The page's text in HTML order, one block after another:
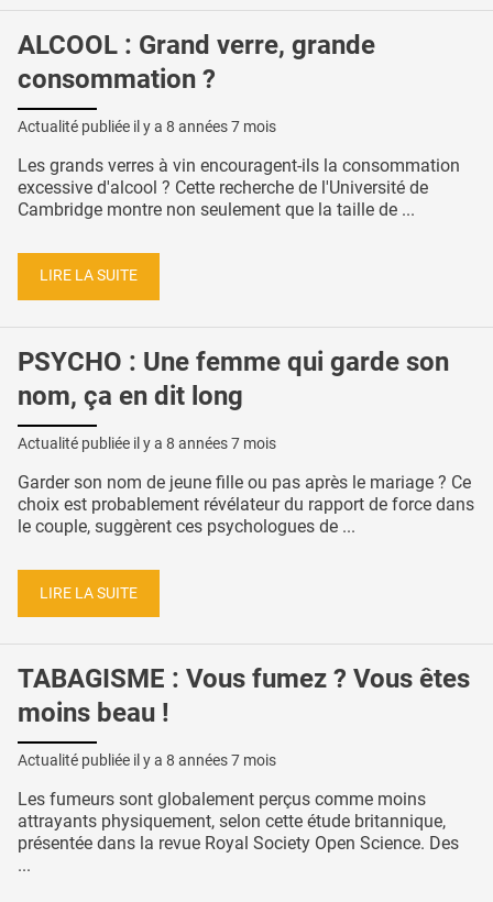
ALCOOL : Grand verre, grande
consommation ?
Actualité publiée il y a 8 années 7 mois
Les grands verres à vin encouragent-ils la consommation
excessive d'alcool ? Cette recherche de l'Université de
Cambridge montre non seulement que la taille de ...
LIRE LA SUITE
PSYCHO : Une femme qui garde son
nom, ça en dit long
Actualité publiée il y a 8 années 7 mois
Garder son nom de jeune fille ou pas après le mariage ? Ce
choix est probablement révélateur du rapport de force dans
le couple, suggèrent ces psychologues de ...
LIRE LA SUITE
TABAGISME : Vous fumez ? Vous êtes
moins beau !
Actualité publiée il y a 8 années 7 mois
Les fumeurs sont globalement perçus comme moins
attrayants physiquement, selon cette étude britannique,
présentée dans la revue Royal Society Open Science. Des
...